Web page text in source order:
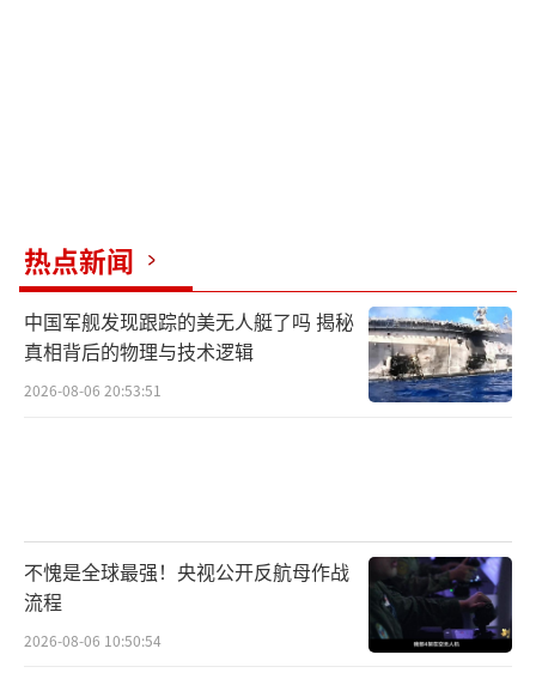
区域，其潜在意图不言而喻。特别是海上联合
航行课目在南海水域内、菲12海里领海区以外
实施，明显是在为菲军壮胆，向周边国家尤其
是中国示威。
对于菲律宾来说，抱紧美国大腿的行为，
实际上是将自身置于巨大的风险之中。在南海
热点新闻
中国军舰发现跟踪的美无人艇了吗 揭秘
真相背后的物理与技术逻辑
2026-08-06 20:53:51
不愧是全球最强！央视公开反航母作战
流程
2026-08-06 10:50:54